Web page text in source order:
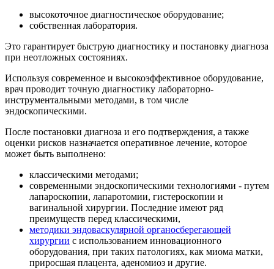
высокоточное диагностическое оборудование;
собственная лаборатория.
Это гарантирует быструю диагностику и постановку диагноза
при неотложных состояниях.
Используя современное и высокоэффективное оборудование,
врач проводит точную диагностику лабораторно-
инструментальными методами, в том числе
эндоскопическими.
После постановки диагноза и его подтверждения, а также
оценки рисков назначается оперативное лечение, которое
может быть выполнено:
классическими методами;
современными эндоскопическими технологиями - путем
лапароскопии, лапаротомии, гистероскопии и
вагинальной хирургии. Последние имеют ряд
преимуществ перед классическими,
методики эндоваскулярной органосберегающей
хирургии с использованием инновационного
оборудования, при таких патологиях, как миома матки,
приросшая плацента, аденомиоз и другие.